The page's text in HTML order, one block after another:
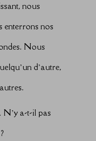
nous
enterrons nos
Nous
d’autre,
a-t-il pas